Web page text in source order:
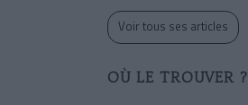
Voir tous ses articles
OÙ LE TROUVER ?